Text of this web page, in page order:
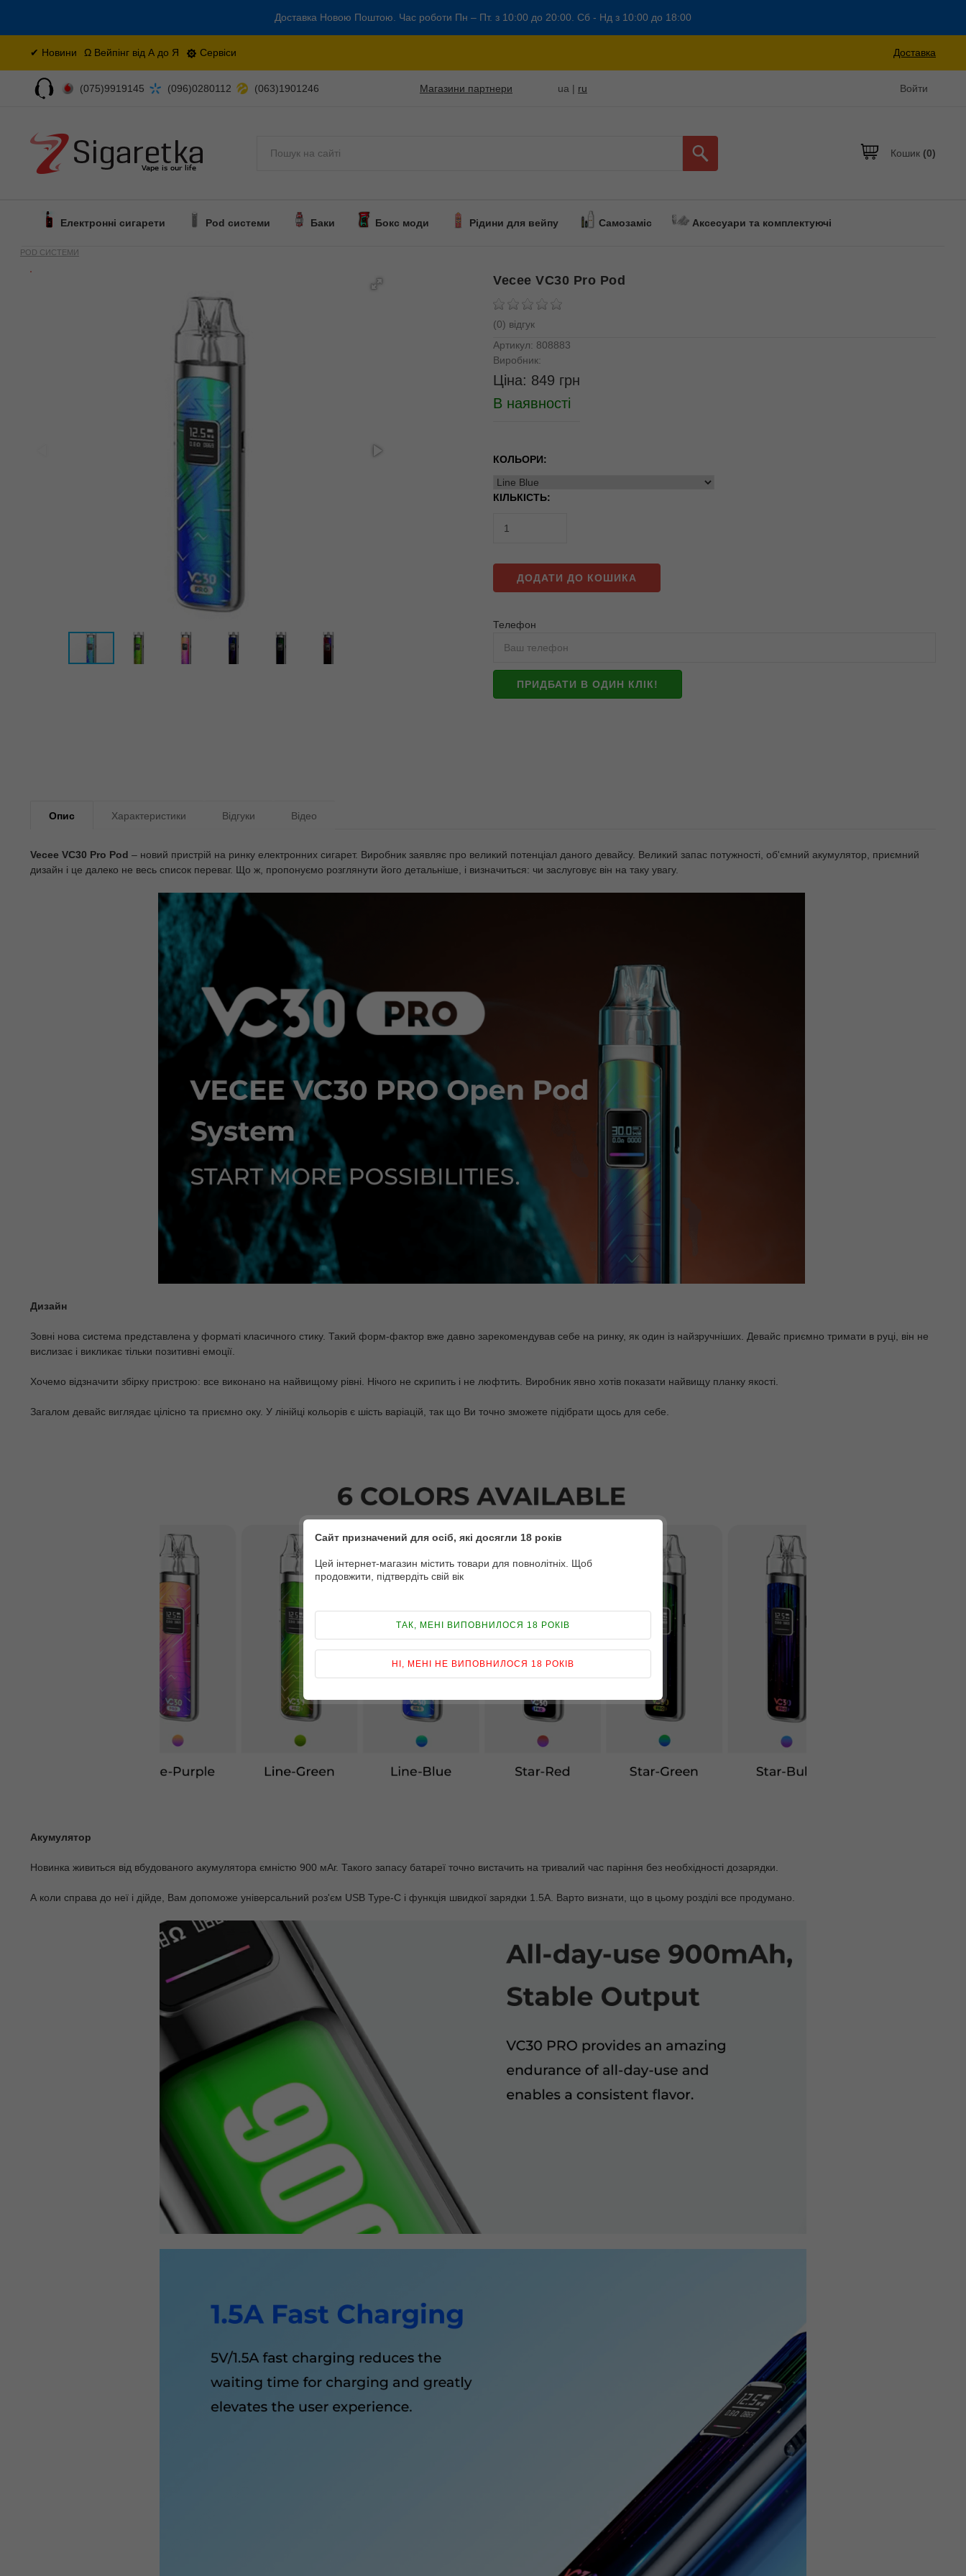
Доставка Новою Поштою. Час роботи Пн – Пт. з 10:00 до 20:00. Сб - Нд з 10:00 до 18:00
✔ Новини Ω Вейпінг від А до Я Сервіси Доставка
(075)9919145 (096)0280112 (063)1901246 Магазини партнери ua | ru Войти
Кошик (0)
Електронні сигарети Pod системи Баки Бокс моди Рідини для вейпу Самозаміс Аксесуари та комплектуючі
POD СИСТЕМИ
Vecee VC30 Pro Pod
(0) відгук
Артикул: 808883
Виробник:
Ціна: 849 грн
В наявності
КОЛЬОРИ:
КІЛЬКІСТЬ:
ДОДАТИ ДО КОШИКА
Телефон
ПРИДБАТИ В ОДИН КЛІК!
Опис Характеристики Відгуки Відео
Vecee VC30 Pro Pod – новий пристрій на ринку електронних сигарет. Виробник заявляє про великий потенціал даного девайсу. Великий запас потужності, об'ємний акумулятор, приємний
дизайн і це далеко не весь список переваг. Що ж, пропонуємо розглянути його детальніше, і визначиться: чи заслуговує він на таку увагу.
Дизайн
Зовні нова система представлена у форматі класичного стику. Такий форм-фактор вже давно зарекомендував себе на ринку, як один із найзручніших. Девайс приємно тримати в руці, він не
вислизає і викликає тільки позитивні емоції.
Хочемо відзначити збірку пристрою: все виконано на найвищому рівні. Нічого не скрипить і не люфтить. Виробник явно хотів показати найвищу планку якості.
Загалом девайс виглядає цілісно та приємно оку. У лінійці кольорів є шість варіацій, так що Ви точно зможете підібрати щось для себе.
Акумулятор
Новинка живиться від вбудованого акумулятора ємністю 900 мАг. Такого запасу батареї точно вистачить на тривалий час паріння без необхідності дозарядки.
А коли справа до неї і дійде, Вам допоможе універсальний роз'єм USB Type-C і функція швидкої зарядки 1.5А. Варто визнати, що в цьому розділі все продумано.
Сайт призначений для осіб, які досягли 18 років
Цей інтернет-магазин містить товари для повнолітніх. Щоб
продовжити, підтвердіть свій вік
ТАК, МЕНІ ВИПОВНИЛОСЯ 18 РОКІВ
НІ, МЕНІ НЕ ВИПОВНИЛОСЯ 18 РОКІВ